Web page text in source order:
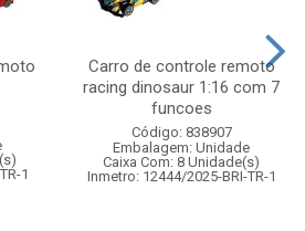
1
Carro de controle remoto
racing dinosaur 1:16 com 7
funcoes
Código: 838907
Embalagem: Unidade
Caixa Com: 8 Unidade(s)
Inmetro: 12444/2025-BRI-TR-1